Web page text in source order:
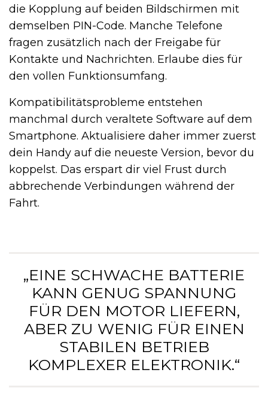
die Kopplung auf beiden Bildschirmen mit
demselben PIN-Code. Manche Telefone
fragen zusätzlich nach der Freigabe für
Kontakte und Nachrichten. Erlaube dies für
den vollen Funktionsumfang.
Kompatibilitätsprobleme entstehen
manchmal durch veraltete Software auf dem
Smartphone. Aktualisiere daher immer zuerst
dein Handy auf die neueste Version, bevor du
koppelst. Das erspart dir viel Frust durch
abbrechende Verbindungen während der
Fahrt.
„EINE SCHWACHE BATTERIE
KANN GENUG SPANNUNG
FÜR DEN MOTOR LIEFERN,
ABER ZU WENIG FÜR EINEN
STABILEN BETRIEB
KOMPLEXER ELEKTRONIK.“